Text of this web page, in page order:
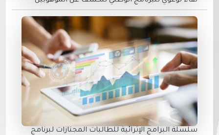
سلسلة البرامج الإثرائية للطالبات المجتازات لبرنامج